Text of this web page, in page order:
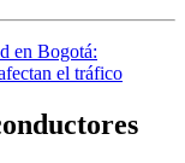
en Bogotá:
el tráfico